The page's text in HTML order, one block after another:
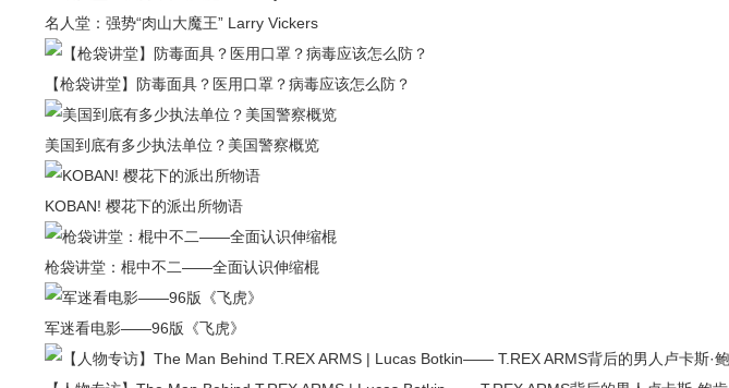
名人堂：强势“肉山大魔王” Larry Vickers
【枪袋讲堂】防毒面具？医用口罩？病毒应该怎么防？
美国到底有多少执法单位？美国警察概览
KOBAN! 樱花下的派出所物语
枪袋讲堂：棍中不二——全面认识伸缩棍
军迷看电影——96版《飞虎》